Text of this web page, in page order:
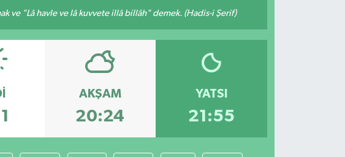
ve "Lâ havle ve lâ kuvvete illâ billâh" demek. (Hadis-i Şerif)
AKŞAM
20:24
YATSI
21:55